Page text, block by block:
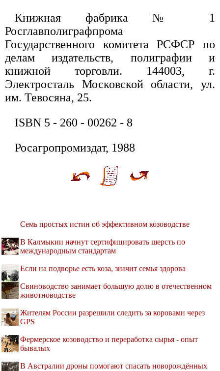
Книжная фабрика № 1
Росглавполиграфпрома
Государственного комитета РСФСР по
делам издательств, полиграфии и
книжной торговли. 144003, г.
Электросталь Московской области, ул.
им. Тевосяна, 25.
ISBN 5 - 260 - 00262 - 8
Росагропромиздат, 1988
Семь простых истин об эффективном козоводстве
В Калмыкии начнут сертифицировать шерсть по
международным стандартам
Если на подворье есть коза, значит семья здорова
Свиноводство занимает большую долю в отечественном
животноводстве
Жителям России разрешили следить за коровами через
GPS
Фермерское козоводство и переработка сырья - опыт
бывалых
В Австралии дроны помогают спасать новорождённых